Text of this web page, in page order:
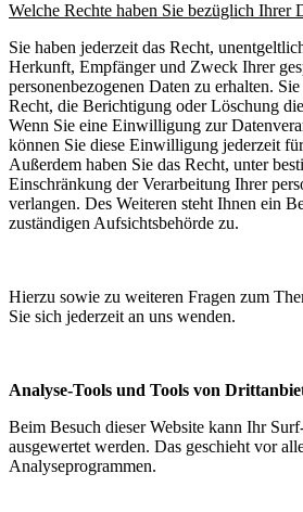
Welche Rechte haben Sie bezüglich Ihrer
Sie haben jederzeit das Recht,
Herkunft, Empfänger und Zweck Ihrer
personenbezogenen Daten zu erhalten.
Recht, die Berichtigung oder Löschung
Wenn Sie eine Einwilligung zur
können Sie diese Einwilligung jederzeit
Außerdem haben Sie das Recht, unter
Einschränkung der Verarbeitung Ihrer
verlangen. Des Weiteren steht Ihnen ein
zuständigen Aufsichtsbehörde zu.
Hierzu sowie zu weiteren Fragen zum
Sie sich jederzeit an uns wenden.
Analyse-Tools und Tools von
Beim Besuch dieser Website kann Ihr
ausgewertet werden. Das geschieht vor
Analyseprogrammen.